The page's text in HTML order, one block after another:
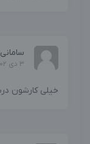
سامانی
3 دی 1402
خیلی کارشون